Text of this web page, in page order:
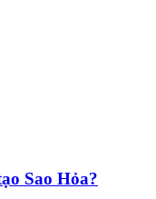
Sao Hỏa?